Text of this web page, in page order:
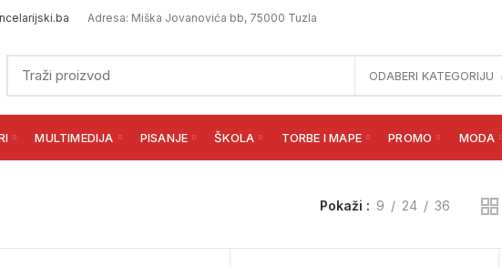
Adresa: Miška Jovanovića bb, 75000 Tuzla
ODABERI KATEGORIJU
MULTIMEDIJA PISANJE ŠKOLA TORBE I MAPE PROMO MODA
Pokaži 9 24 36